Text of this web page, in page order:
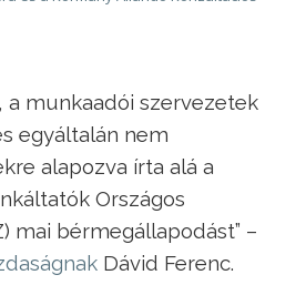
a munkaadói szervezetek
egyáltalán nem
alapozva írta alá a
Országos
mai bérmegállapodást” –
Dávid Ferenc.